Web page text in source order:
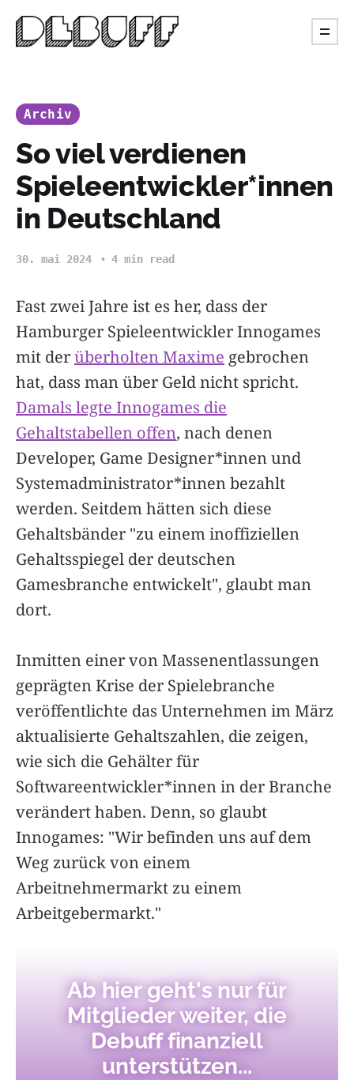
Archiv
So viel verdienen
Spieleentwickler*innen
in Deutschland
30. mai 2024 4 min read
Fast zwei Jahre ist es her, dass der
Hamburger Spieleentwickler Innogames
mit derüberholten Maxime gebrochen
hat, dass man über Geld nicht spricht.
Damals legte Innogames die
Gehaltstabellen offen, nach denen
Developer, Game Designer*innen und
Systemadministrator*innen bezahlt
werden. Seitdem hätten sich diese
Gehaltsbänder "zu einem inoffiziellen
Gehaltsspiegel der deutschen
Gamesbranche entwickelt", glaubt man
dort.
Inmitten einer von Massenentlassungen
geprägten Krise der Spielebranche
veröffentlichte das Unternehmen im März
aktualisierte Gehaltszahlen, die zeigen,
wie sich die Gehälter für
Softwareentwickler*innen in der Branche
verändert haben. Denn, so glaubt
Innogames: "Wir befinden uns auf dem
Weg zurück von einem
Arbeitnehmermarkt zu einem
Arbeitgebermarkt."
Ab hier geht's nur für
Mitglieder weiter, die
Debuff finanziell
unterstützen...